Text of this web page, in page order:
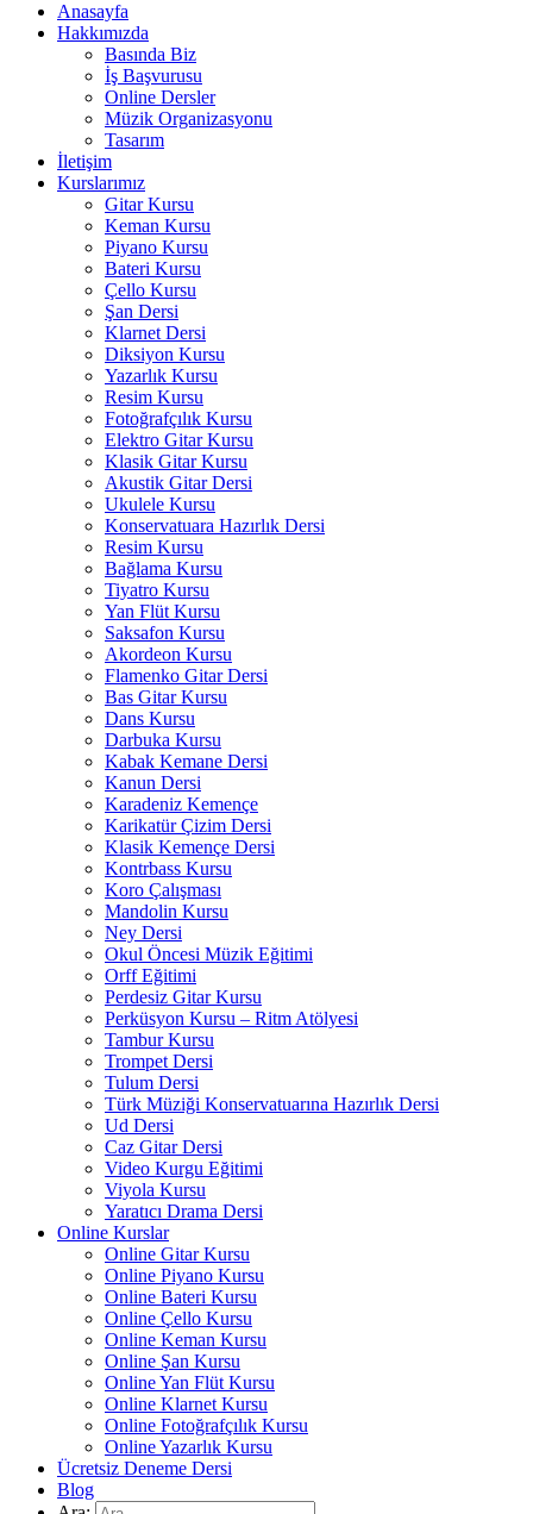
Anasayfa
Hakkımızda
Basında Biz
İş Başvurusu
Online Dersler
Müzik Organizasyonu
Tasarım
İletişim
Kurslarımız
Gitar Kursu
Keman Kursu
Piyano Kursu
Bateri Kursu
Çello Kursu
Şan Dersi
Klarnet Dersi
Diksiyon Kursu
Yazarlık Kursu
Resim Kursu
Fotoğrafçılık Kursu
Elektro Gitar Kursu
Klasik Gitar Kursu
Akustik Gitar Dersi
Ukulele Kursu
Konservatuara Hazırlık Dersi
Resim Kursu
Bağlama Kursu
Tiyatro Kursu
Yan Flüt Kursu
Saksafon Kursu
Akordeon Kursu
Flamenko Gitar Dersi
Bas Gitar Kursu
Dans Kursu
Darbuka Kursu
Kabak Kemane Dersi
Kanun Dersi
Karadeniz Kemençe
Karikatür Çizim Dersi
Klasik Kemençe Dersi
Kontrbass Kursu
Koro Çalışması
Mandolin Kursu
Ney Dersi
Okul Öncesi Müzik Eğitimi
Orff Eğitimi
Perdesiz Gitar Kursu
Perküsyon Kursu – Ritm Atölyesi
Tambur Kursu
Trompet Dersi
Tulum Dersi
Türk Müziği Konservatuarına Hazırlık Dersi
Ud Dersi
Caz Gitar Dersi
Video Kurgu Eğitimi
Viyola Kursu
Yaratıcı Drama Dersi
Online Kurslar
Online Gitar Kursu
Online Piyano Kursu
Online Bateri Kursu
Online Çello Kursu
Online Keman Kursu
Online Şan Kursu
Online Yan Flüt Kursu
Online Klarnet Kursu
Online Fotoğrafçılık Kursu
Online Yazarlık Kursu
Ücretsiz Deneme Dersi
Blog